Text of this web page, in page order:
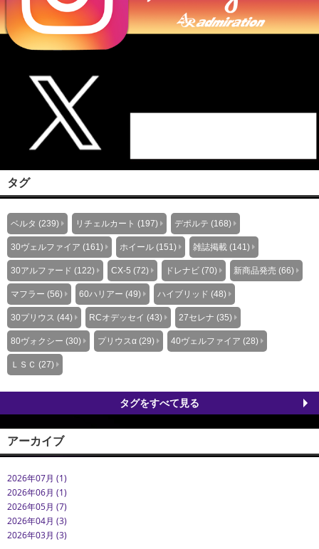
タグ
ベルタ (239) リチェルカート (197) デポルテ (168)
30ヴェルファイア (161) ホイール (151) 雑誌掲載 (141)
30アルファード (122) CX-5 (72) ドレナビ (70) 新商品発売 (66)
マフラー (56) 60ハリアー (49) ハイブリッド (48)
30プリウス (44) RCオデッセイ (43) 27セレナ (35)
80ヴォクシー (30) プリウスα (29) 40ヴェルファイア (28)
ＬＳＣ (27)
タグをすべて見る
アーカイブ
2026年07月 (1)
2026年06月 (1)
2026年05月 (7)
2026年04月 (3)
2026年03月 (3)